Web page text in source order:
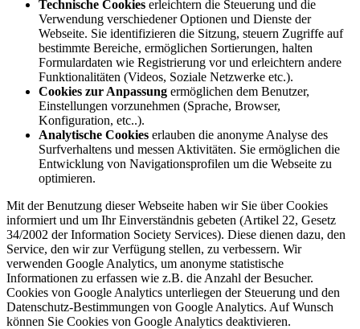
Technische Cookies erleichtern die Steuerung und die
Verwendung verschiedener Optionen und Dienste der
Webseite. Sie identifizieren die Sitzung, steuern Zugriffe auf
bestimmte Bereiche, ermöglichen Sortierungen, halten
Formulardaten wie Registrierung vor und erleichtern andere
Funktionalitäten (Videos, Soziale Netzwerke etc.).
Cookies zur Anpassung ermöglichen dem Benutzer,
Einstellungen vorzunehmen (Sprache, Browser,
Konfiguration, etc..).
Analytische Cookies erlauben die anonyme Analyse des
Surfverhaltens und messen Aktivitäten. Sie ermöglichen die
Entwicklung von Navigationsprofilen um die Webseite zu
optimieren.
Mit der Benutzung dieser Webseite haben wir Sie über Cookies
informiert und um Ihr Einverständnis gebeten (Artikel 22, Gesetz
34/2002 der Information Society Services). Diese dienen dazu, den
Service, den wir zur Verfügung stellen, zu verbessern. Wir
verwenden Google Analytics, um anonyme statistische
Informationen zu erfassen wie z.B. die Anzahl der Besucher.
Cookies von Google Analytics unterliegen der Steuerung und den
Datenschutz-Bestimmungen von Google Analytics. Auf Wunsch
können Sie Cookies von Google Analytics deaktivieren.